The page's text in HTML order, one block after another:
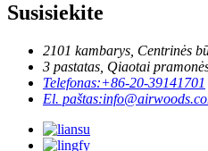
Susisiekite
2101 kambarys, Centrinės
3 pastatas, Qiaotai
Telefonas:+86-20-39141701
El. paštas: